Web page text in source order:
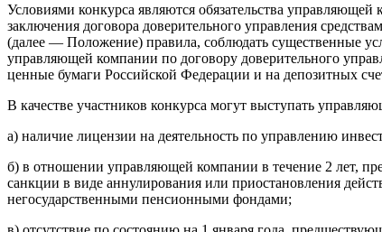
Условиями конкурса являются обязательства
заключения договора доверительного управления
(далее — Положение) правила, соблюдать существенные
управляющей компании по договору доверительного
ценные бумаги Российской Федерации и на депозитных
В качестве участников конкурса могут выступать
а) наличие лицензии на деятельность по управлению
б) в отношении управляющей компании в течение 2 лет,
санкции в виде аннулирования или приостановления
негосударственными пенсионными фондами;